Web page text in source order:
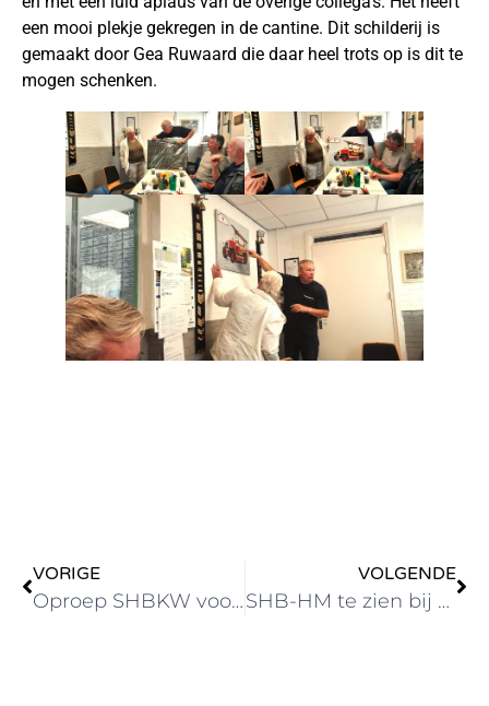
een mooi plekje gekregen in de cantine. Dit schilderij is
gemaakt door Gea Ruwaard die daar heel trots op is dit te
mogen schenken.
VORIGE
Oproep SHBKW voor natspuiten tonnenpoort Katwijk aan zee
VOLGENDE
SHB-HM te zien bij de Flowerparade Rijnsburg